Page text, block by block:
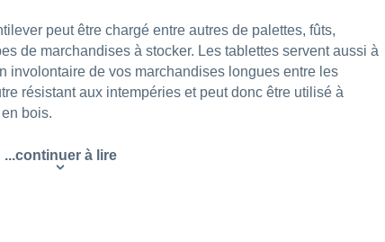
peut être chargé entre autres de palettes, fûts,
de marchandises à stocker. Les tablettes servent aussi à
involontaire de vos marchandises longues entre les
résistant aux intempéries et peut donc être utilisé à
bois.
...continuer à lire